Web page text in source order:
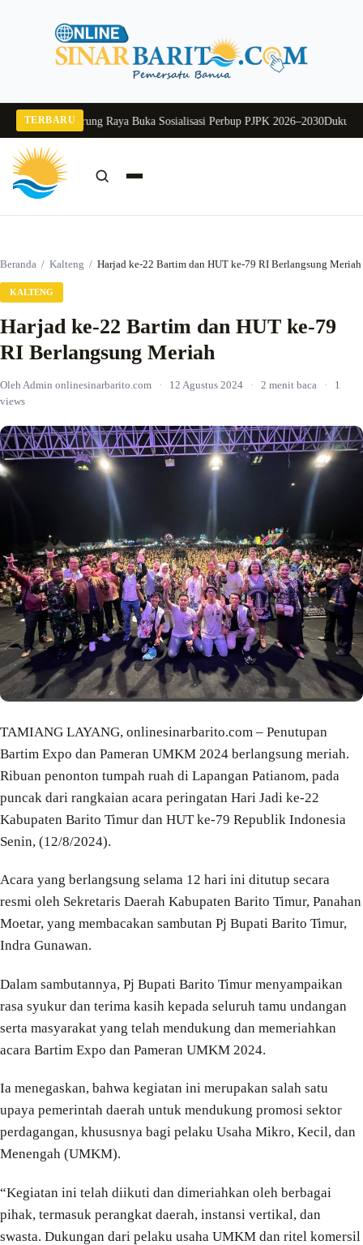
TERBARU
Sekda Murung Raya Buka Sosialisasi Perbup PJPK 2026–2030Dukung
Beranda / Kalteng / Harjad ke-22 Bartim dan HUT ke-79 RI Berlangsung Meriah
KALTENG
Harjad ke-22 Bartim dan HUT ke-79
RI Berlangsung Meriah
Oleh Admin onlinesinarbarito.com · 12 Agustus 2024 · 2 menit baca ·
1
views
TAMIANG LAYANG, onlinesinarbarito.com – Penutupan
Bartim Expo dan Pameran UMKM 2024 berlangsung meriah.
Ribuan penonton tumpah ruah di Lapangan Patianom, pada
puncak dari rangkaian acara peringatan Hari Jadi ke-22
Kabupaten Barito Timur dan HUT ke-79 Republik Indonesia
Senin, (12/8/2024).
Acara yang berlangsung selama 12 hari ini ditutup secara
resmi oleh Sekretaris Daerah Kabupaten Barito Timur, Panahan
Moetar, yang membacakan sambutan Pj Bupati Barito Timur,
Indra Gunawan.
Dalam sambutannya, Pj Bupati Barito Timur menyampaikan
rasa syukur dan terima kasih kepada seluruh tamu undangan
serta masyarakat yang telah mendukung dan memeriahkan
acara Bartim Expo dan Pameran UMKM 2024.
Ia menegaskan, bahwa kegiatan ini merupakan salah satu
upaya pemerintah daerah untuk mendukung promosi sektor
perdagangan, khususnya bagi pelaku Usaha Mikro, Kecil, dan
Menengah (UMKM).
“Kegiatan ini telah diikuti dan dimeriahkan oleh berbagai
pihak, termasuk perangkat daerah, instansi vertikal, dan
swasta. Dukungan dari pelaku usaha UMKM dan ritel komersil